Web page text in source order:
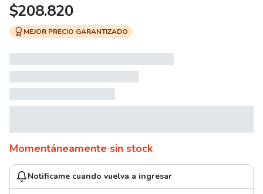
$208.820
MEJOR PRECIO GARANTIZADO
Momentáneamente sin stock
Notificame cuando vuelva a ingresar